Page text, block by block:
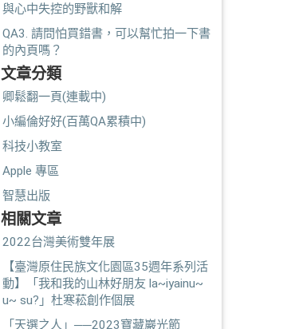
與心中失控的野獸和解
QA3. 請問怕買錯書，可以幫忙拍一下書
的內頁嗎？
文章分類
卿鬆翻一頁(連載中)
小編倫好好(百萬QA累積中)
科技小教室
Apple 專區
智慧出版
相關文章
2022台灣美術雙年展
【臺灣原住民族文化園區35週年系列活
動】「我和我的山林好朋友 la~iyainu~
u~ su?」杜寒菘創作個展
「天選之人」──2023寶藏巖光節